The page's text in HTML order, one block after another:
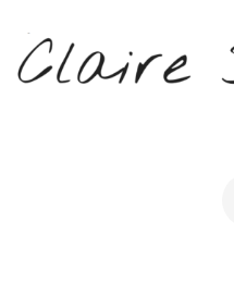
contenu